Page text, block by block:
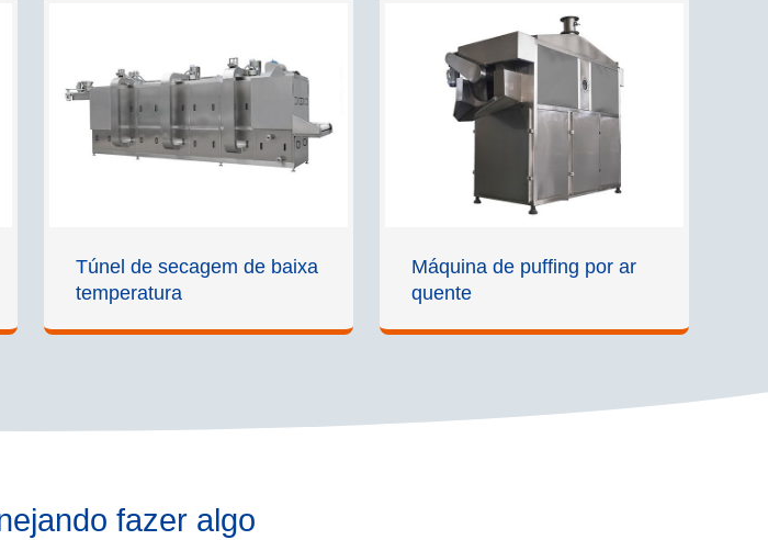
Túnel de secagem de baixa
temperatura
Máquina de puffing por ar
quente
fazer algo